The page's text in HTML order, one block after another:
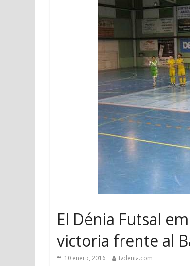
El Dénia Futsal
victoria frente al
10 enero, 2016 tvdenia.com